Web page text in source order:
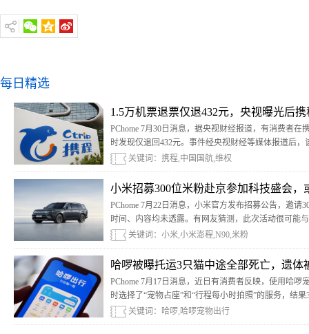
每日精选
1.5万机票退票仅退432元，央视曝光后
PChome 7月30日消息，据央视财经报道，有消费者
时发现仅退回432元。事件经央视财经等媒体报道后
关键词：携程,中国国航,维权
小米招募300位米粉赴京参加科技盛会，
PChome 7月22日消息，小米官方发布招募公告，邀请
时间、内容均未透露。有网友猜测，此次活动很可能
关键词：小米,小米澎程,N90,米粉
哈啰被曝托运3只猫中途全部死亡，遗体
PChome 7月17日消息，近日有消费者反映，使用哈
时选择了“宠物占座”和“行程每小时拍照”的服务，结
路服务区。
关键词：哈啰,哈啰宠物出行